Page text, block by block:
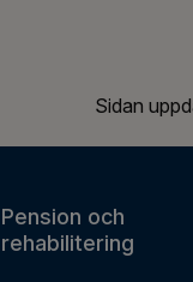
Sidan
Pension och
rehabilitering